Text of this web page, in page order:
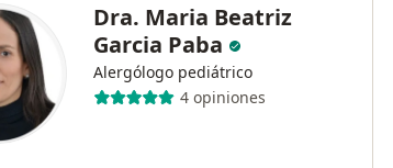
Dra. Maria Beatriz
Garcia Paba
Alergólogo pediátrico
4 opiniones